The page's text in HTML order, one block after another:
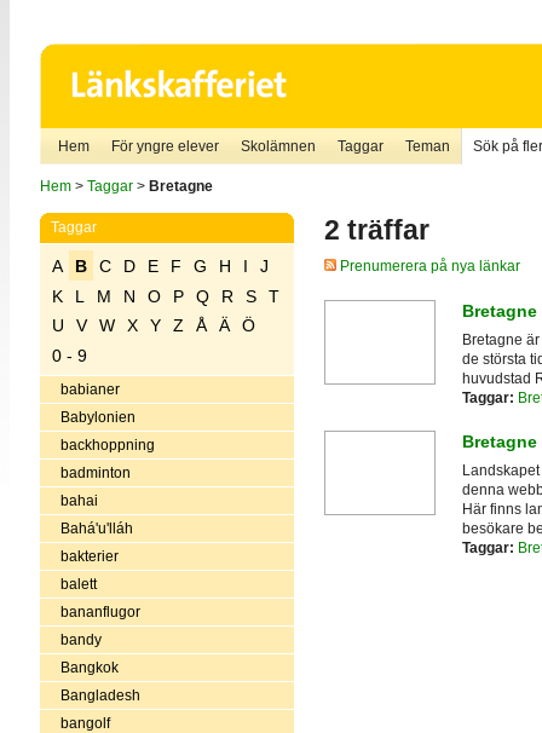
Hem För yngre elever Skolämnen Taggar Teman Sök på
Hem> Taggar> Bretagne
Taggar
A B C D E F G H I
J
K
L M N O P Q R S
T
U
V W X Y Z Å Ä
Ö
0 - 9
babianer
Babylonien
backhoppning
badminton
bahai
Bahá'u'lláh
bakterier
balett
bananflugor
bandy
Bangkok
Bangladesh
bangolf
2 träffar
Prenumerera på nya länkar
Bretagne
Bretagne
de största
huvudstad
Taggar:
Bretagne
denna
Här finns
besökare
Taggar: